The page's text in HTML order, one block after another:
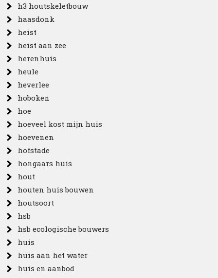
h3 houtskeletbouw
haasdonk
heist
heist aan zee
herenhuis
heule
heverlee
hoboken
hoe
hoeveel kost mijn huis
hoevenen
hofstade
hongaars huis
hout
houten huis bouwen
houtsoort
hsb
hsb ecologische bouwers
huis
huis aan het water
huis en aanbod